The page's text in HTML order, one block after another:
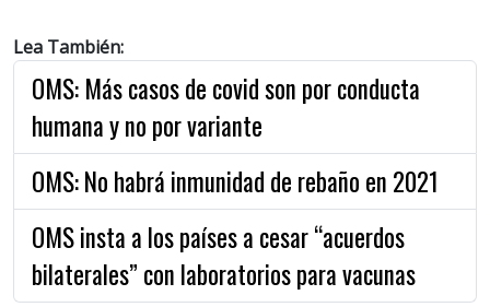
Lea También:
OMS: Más casos de covid son por conducta
humana y no por variante
OMS: No habrá inmunidad de rebaño en 2021
OMS insta a los países a cesar “acuerdos
bilaterales” con laboratorios para vacunas